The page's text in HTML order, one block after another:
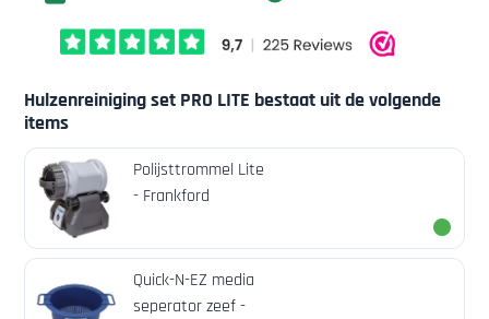
Hulzenreiniging set PRO LITE bestaat uit de volgende
items
Polijsttrommel Lite
- Frankford
Quick-N-EZ media
seperator zeef -